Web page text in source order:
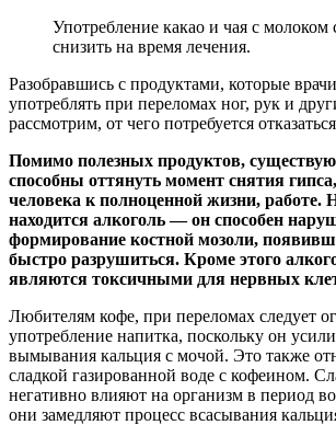
Употребление какао и чая с молоком
снизить на время лечения.
Разобравшись с продуктами, которые
употреблять при переломах ног, рук и
рассмотрим, от чего потребуется
Помимо полезных продуктов,
способны оттянуть момент снятия
человека к полноценной жизни, работе.
находится алкоголь — он способен
формирование костной мозоли,
быстро разрушиться. Кроме этого
являются токсичными для нервных
Любителям кофе, при переломах следует
употребление напитка, поскольку он
вымывания кальция с мочой. Это также
сладкой газированной воде с кофеином.
негативно влияют на организм в период
они замедляют процесс всасывания